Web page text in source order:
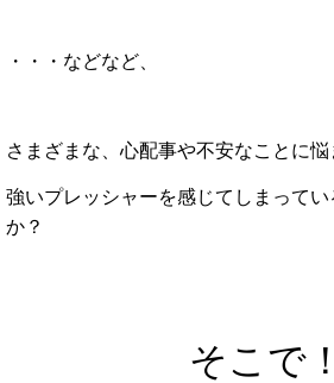
・・・などなど、
さまざまな、心配事や不安なことに悩
強いプレッシャーを感じてしまってい
か？
そこで！